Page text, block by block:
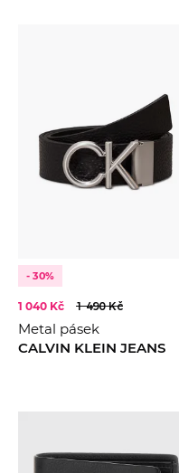
- 30%
1 040 Kč 1 490 Kč
Metal pásek
CALVIN KLEIN JEANS